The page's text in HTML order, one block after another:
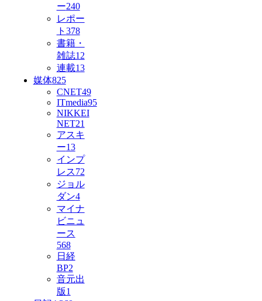
ー240
レポー
ト 378
書籍・
雑誌12
連載13
媒体825
CNET49
ITmedia95
NIKKEI
NET21
アスキ
ー13
インプ
レス72
ジョル
ダン4
マイナ
ビニュ
ース
568
日経
BP2
音元出
版1